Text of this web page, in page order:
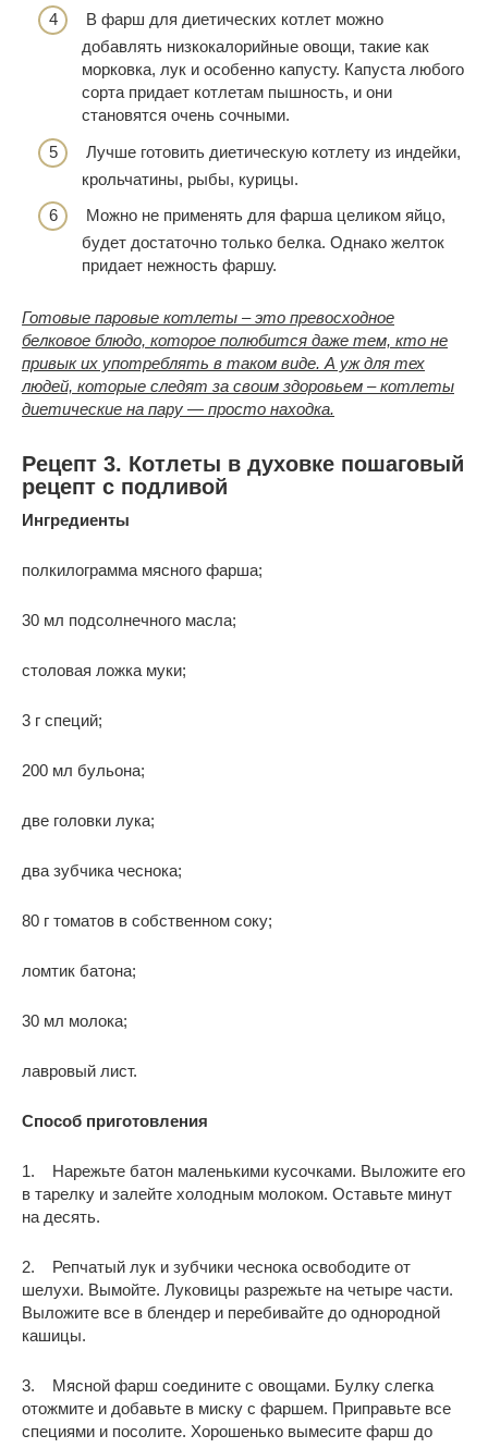
В фарш для диетических котлет можно
добавлять низкокалорийные овощи, такие как
морковка, лук и особенно капусту. Капуста любого
сорта придает котлетам пышность, и они
становятся очень сочными.
Лучше готовить диетическую котлету из индейки,
крольчатины, рыбы, курицы.
Можно не применять для фарша целиком яйцо,
будет достаточно только белка. Однако желток
придает нежность фаршу.
Готовые паровые котлеты – это превосходное
белковое блюдо, которое полюбится даже тем, кто не
привык их употреблять в таком виде. А уж для тех
людей, которые следят за своим здоровьем –котлеты
диетические на пару — просто находка.
Рецепт 3. Котлеты в духовке пошаговый
рецепт с подливой
Ингредиенты
полкилограмма мясного фарша;
30 мл подсолнечного масла;
столовая ложка муки;
3 г специй;
200 мл бульона;
две головки лука;
два зубчика чеснока;
80 г томатов в собственном соку;
ломтик батона;
30 мл молока;
лавровый лист.
Способ приготовления
1. Нарежьте батон маленькими кусочками. Выложите его
в тарелку и залейте холодным молоком. Оставьте минут
на десять.
2. Репчатый лук и зубчики чеснока освободите от
шелухи. Вымойте. Луковицы разрежьте на четыре части.
Выложите все в блендер и перебивайте до однородной
кашицы.
3. Мясной фарш соедините с овощами. Булку слегка
отожмите и добавьте в миску с фаршем. Приправьте все
специями и посолите. Хорошенько вымесите фарш до